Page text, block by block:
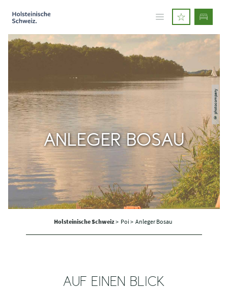
© photocompany
ANLEGER BOSAU
Holsteinische Schweiz> Poi > Anleger Bosau
AUF EINEN BLICK